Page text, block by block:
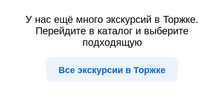
У нас ещё много экскурсий в Торжке.
Перейдите в каталог и выберите
подходящую
Все экскурсии в Торжке